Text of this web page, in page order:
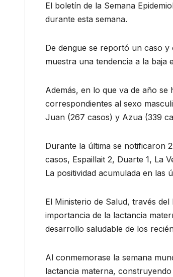
El boletín de la Semana
durante esta semana.
De dengue se reportó un caso
muestra una tendencia a la
Además, en lo que va de año
correspondientes al sexo
Juan (267 casos) y Azua (339
Durante la última se notificaron
casos, Espaillait 2, Duarte 1, La
La positividad acumulada en las
El Ministerio de Salud, través
importancia de la lactancia
desarrollo saludable de los
Al conmemorase la semana
lactancia materna,